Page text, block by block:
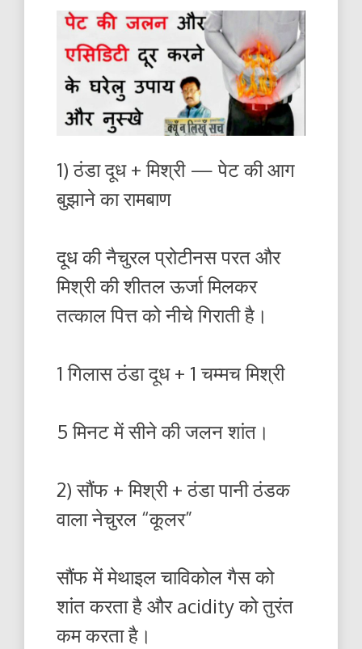
1) ठंडा दूध + मिश्री — पेट की आग
बुझाने का रामबाण
दूध की नैचुरल प्रोटीनस परत और
मिश्री की शीतल ऊर्जा मिलकर
तत्काल पित्त को नीचे गिराती है।
1 गिलास ठंडा दूध + 1 चम्मच मिश्री
5 मिनट में सीने की जलन शांत।
2) सौंफ + मिश्री + ठंडा पानी ठंडक
वाला नेचुरल “कूलर”
सौंफ में मेथाइल चाविकोल गैस को
शांत करता है और acidity को तुरंत
कम करता है।